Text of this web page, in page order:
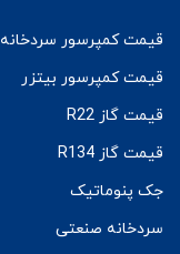
قیمت کمپرسور سردخانه
قیمت کمپرسور بیتزر
قیمت گاز R22
قیمت گاز R134
جک پنوماتیک
سردخانه صنعتی